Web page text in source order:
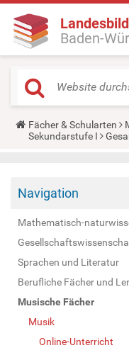
Baden-
Y
o
h
e
Fächer & Schularten
Sekundarstufe I
Navigation
Mathematisch-
Sprachen und Literatur
Berufliche Fächer und
Musische Fächer
Musik
Online-Unterricht